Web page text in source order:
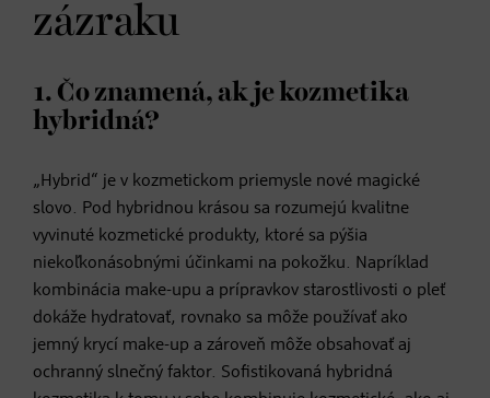
zázraku
1. Čo znamená, ak je kozmetika
hybridná?
„Hybrid“ je v kozmetickom priemysle nové magické
slovo. Pod hybridnou krásou sa rozumejú kvalitne
vyvinuté kozmetické produkty, ktoré sa pýšia
niekoľkonásobnými účinkami na pokožku. Napríklad
kombinácia make-upu a prípravkov starostlivosti o pleť
dokáže hydratovať, rovnako sa môže používať ako
jemný krycí make-up a zároveň môže obsahovať aj
ochranný slnečný faktor. Sofistikovaná hybridná